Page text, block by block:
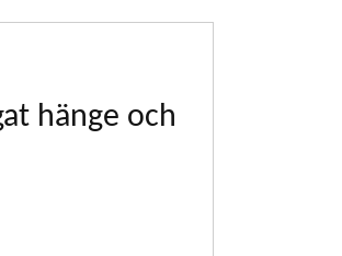
hänge och